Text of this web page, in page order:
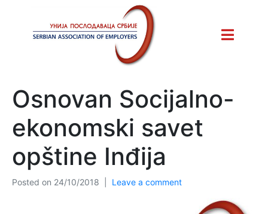
Osnovan Socijalno-
ekonomski savet
opštine Inđija
Posted on 24/10/2018 Leave a comment